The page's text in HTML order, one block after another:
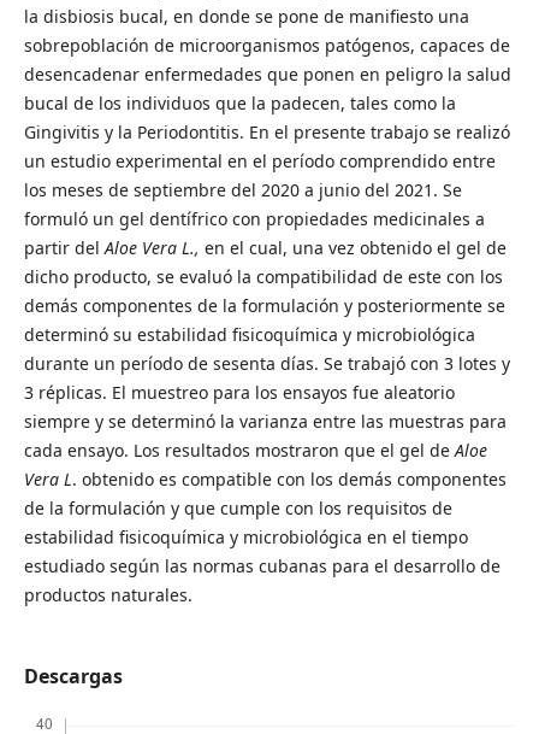
la disbiosis bucal, en donde se pone de manifiesto una
sobrepoblación de microorganismos patógenos, capaces de
desencadenar enfermedades que ponen en peligro la salud
bucal de los individuos que la padecen, tales como la
Gingivitis y la Periodontitis. En el presente trabajo se realizó
un estudio experimental en el período comprendido entre
los meses de septiembre del 2020 a junio del 2021. Se
formuló un gel dentífrico con propiedades medicinales a
partir del Aloe Vera L., en el cual, una vez obtenido el gel de
dicho producto, se evaluó la compatibilidad de este con los
demás componentes de la formulación y posteriormente se
determinó su estabilidad fisicoquímica y microbiológica
durante un período de sesenta días. Se trabajó con 3 lotes y
3 réplicas. El muestreo para los ensayos fue aleatorio
siempre y se determinó la varianza entre las muestras para
cada ensayo. Los resultados mostraron que el gel de Aloe
Vera L. obtenido es compatible con los demás componentes
de la formulación y que cumple con los requisitos de
estabilidad fisicoquímica y microbiológica en el tiempo
estudiado según las normas cubanas para el desarrollo de
productos naturales.
Descargas